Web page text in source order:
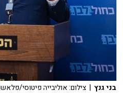
בני גנץ | צילום: אוליבייה פיטוסי/פלאש90